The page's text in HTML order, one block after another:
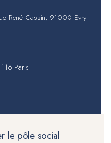
René Cassin, 91000 Evry
Paris
le pôle social